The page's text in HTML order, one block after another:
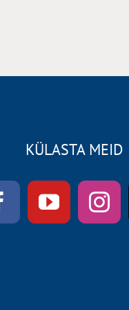
KÜLASTA MEID